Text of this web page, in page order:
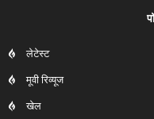
लेटेस्ट
मूवी रिव्यूज
खेल